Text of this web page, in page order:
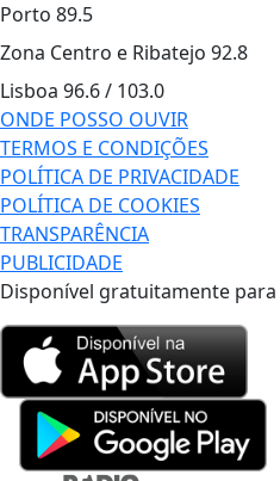
Porto 89.5
Zona Centro e Ribatejo 92.8
Lisboa 96.6 / 103.0
ONDE POSSO OUVIR
TERMOS E CONDIÇÕES
POLÍTICA DE PRIVACIDADE
POLÍTICA DE COOKIES
TRANSPARÊNCIA
PUBLICIDADE
Disponível gratuitamente